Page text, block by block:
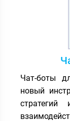
Чат-боты
новый